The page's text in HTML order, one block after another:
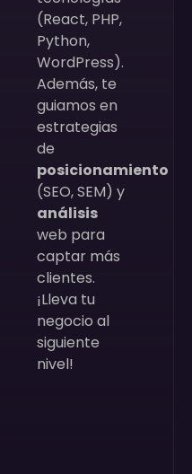
(React, PHP,
Python,
WordPress).
Además, te
guiamos en
estrategias
de
posicionamiento
(SEO, SEM) y
análisis
web para
captar más
clientes.
¡Lleva tu
negocio al
siguiente
nivel!